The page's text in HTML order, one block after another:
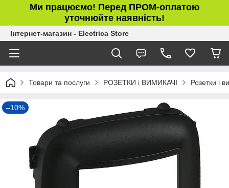
Ми працюємо! Перед ПРОМ-оплатою
уточнюйте наявність!
Інтернет-магазин - Electrica Store
Товари та послуги РОЗЕТКИ і ВИМИКАЧІ Розетки і
–10%